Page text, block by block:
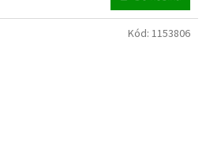
Kód: 1153806